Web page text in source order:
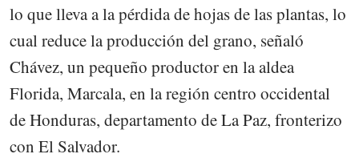
lo que lleva a la pérdida de hojas de las plantas, lo
cual reduce la producción del grano, señaló
Chávez, un pequeño productor en la aldea
Florida, Marcala, en la región centro occidental
de Honduras, departamento de La Paz, fronterizo
con El Salvador.